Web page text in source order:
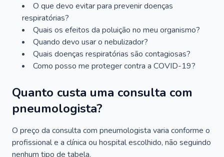
O que devo evitar para prevenir doenças
respiratórias?
Quais os efeitos da poluição no meu organismo?
Quando devo usar o nebulizador?
Quais doenças respiratórias são contagiosas?
Como posso me proteger contra a COVID-19?
Quanto custa uma consulta com
pneumologista?
O preço da consulta com pneumologista varia conforme o
profissional e a clínica ou hospital escolhido, não seguindo
nenhum tipo de tabela.